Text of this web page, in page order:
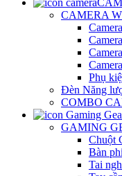
CAMERA
Phụ
Đèn Năng
COMBO
GAMING
Chuột
Bàn
Tai